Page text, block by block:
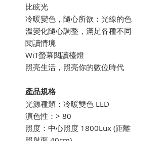
比眩光
冷暖變色，隨心所欲：光線的色
溫變化隨心調整，滿足各種不同
閱讀情境
WiT螢幕閱讀檯燈
照亮生活，照亮你的數位時代
產品規格
光源種類‎：冷暖雙色 LED‎
演色性‎：> 80‎
照度：中心照度 1800Lux (距離